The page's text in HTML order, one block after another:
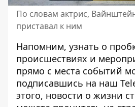
По словам актрис,
приставал к ним
Напомним, узнать о
происшествиях и
прямо с места событий
подписавшись на наш
этого, новости о жизни